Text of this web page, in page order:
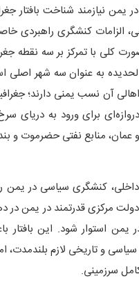
یمن نیازمند شناخت بافتار
الزامات کنشگری راهبردی
کلی با تمرکز بر سه نقطه
به عنوان سه شهر اصلی
آن نسب یمنی دارند؛
برای ورود به دریای
عمان، منابع نفتی حضرموت و
کنشگری سیاسی در یمن را
مرکزی قدرتمند در یمن
یمن استوار شود. این
و تاریخی لازم
سرزمینی.